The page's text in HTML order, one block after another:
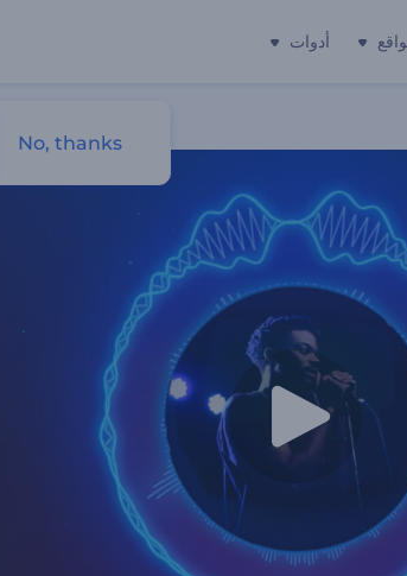
أدوات
No, thanks